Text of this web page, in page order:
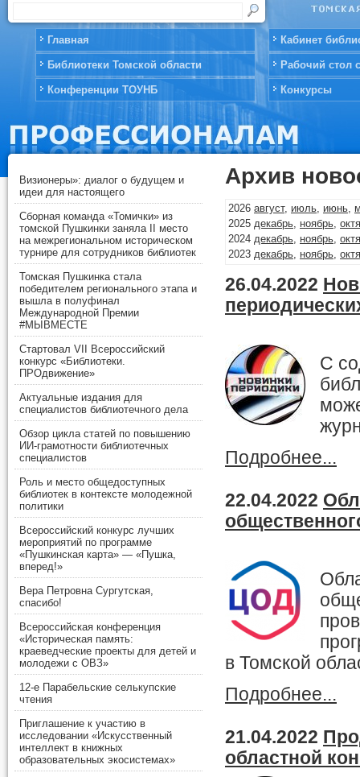
Главная
Библиотеки Томской области
Конференции ТОУНБ
Кабинет
Рабочий стол
Конкурсы
Визионеры»: диалог о будущем и
идеи для настоящего
Сборная команда «Томички» из
томской Пушкинки заняла II место
на межрегиональном историческом
турнире для сотрудников библиотек
Томская Пушкинка стала
победителем регионального этапа и
вышла в полуфинал
Международной Премии
#МЫВМЕСТЕ
Стартовал VII Всероссийский
конкурс «Библиотеки.
ПРОдвижение»
Актуальные издания для
специалистов библиотечного дела
Обзор цикла статей по повышению
ИИ-грамотности библиотечных
специалистов
Роль и место общедоступных
библиотек в контексте молодежной
политики
Всероссийский конкурс лучших
мероприятий по программе
«Пушкинская карта» — «Пушка,
вперед!»
Вера Петровна Сургутская,
спасибо!
Всероссийская конференция
«Историческая память:
краеведческие проекты для детей и
молодежи с ОВЗ»
12-е Парабельские селькупские
чтения
Приглашение к участию в
исследовании «Искусственный
интеллект в книжных
образовательных экосистемах»
Архив
2026 август, июль, июнь,
2025 декабрь, ноябрь,
2024 декабрь, ноябрь,
2023 декабрь, ноябрь,
2021
декабрь ,ноябрь ,
2020 декабрь ,ноябрь,
2019 декабрь,ноябрь,
2017 декабрь
2016 декабрь,ноябрь ,
2015 декабрь,ноябрь
2014 декабрь,ноябрь,
2013 декабрь,ноябрь ,
2012 декабрь ноябрь,
ноябрь,
2010 декабрь, ноябрь
2009 декабрь
26.04.2022
С
Подробнее...
22.04.2022
в Томской
Подробнее...
21.04.2022
областной